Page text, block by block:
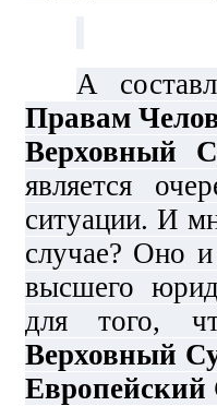
А
Правам
Верховный
является
ситуации. И
случае? Оно
высшего
для того,
Верховный
Европейский